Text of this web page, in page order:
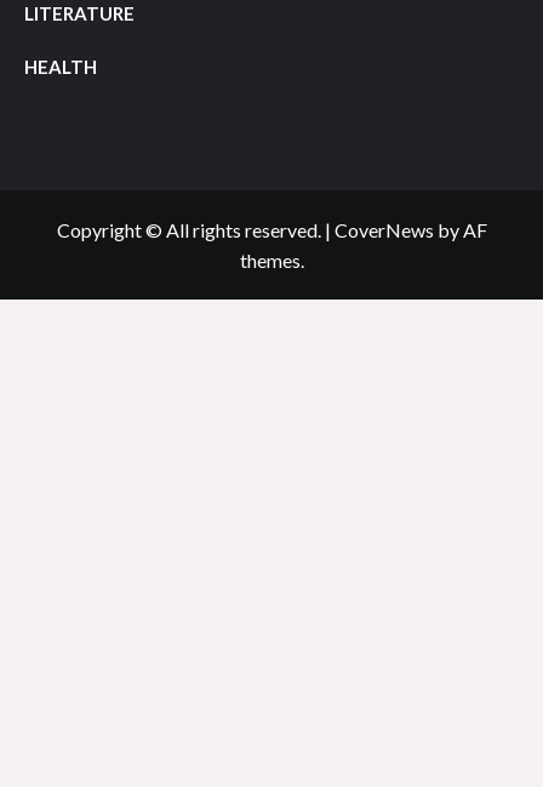
LITERATURE
HEALTH
Copyright © All rights reserved. | CoverNews by AF
themes.